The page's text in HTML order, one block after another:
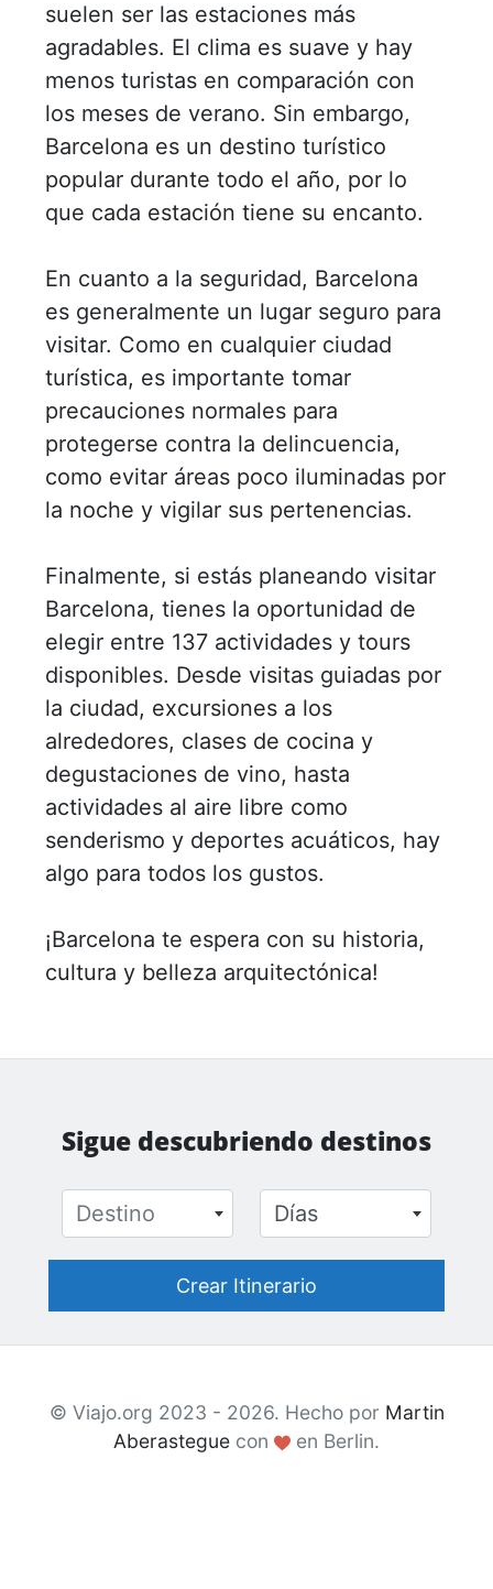
suelen ser las estaciones más
agradables. El clima es suave y hay
menos turistas en comparación con
los meses de verano. Sin embargo,
Barcelona es un destino turístico
popular durante todo el año, por lo
que cada estación tiene su encanto.
En cuanto a la seguridad, Barcelona
es generalmente un lugar seguro para
visitar. Como en cualquier ciudad
turística, es importante tomar
precauciones normales para
protegerse contra la delincuencia,
como evitar áreas poco iluminadas por
la noche y vigilar sus pertenencias.
Finalmente, si estás planeando visitar
Barcelona, ​​tienes la oportunidad de
elegir entre 137 actividades y tours
disponibles. Desde visitas guiadas por
la ciudad, excursiones a los
alrededores, clases de cocina y
degustaciones de vino, hasta
actividades al aire libre como
senderismo y deportes acuáticos, hay
algo para todos los gustos.
¡Barcelona te espera con su historia,
cultura y belleza arquitectónica!
Sigue descubriendo destinos
Destino Días
© Viajo.org 2023 - 2026. Hecho por Martin
Aberastegue con en Berlin.